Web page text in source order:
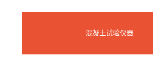
混凝土试验仪器